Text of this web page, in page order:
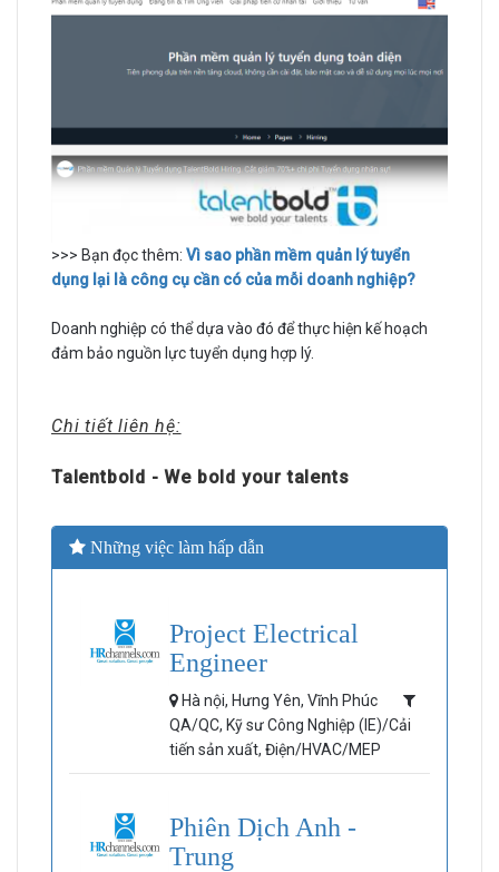
>>> Bạn đọc thêm: Vì sao phần mềm quản lý tuyển
dụng lại là công cụ cần có của mỗi doanh nghiệp?
Doanh nghiệp có thể dựa vào đó để thực hiện kế hoạch
đảm bảo nguồn lực tuyển dụng hợp lý.
Chi tiết liên hệ:
Talentbold - We bold your talents
Những việc làm hấp dẫn
Project Electrical
Engineer
Hà nội, Hưng Yên, Vĩnh Phúc
QA/QC, Kỹ sư Công Nghiệp (IE)/Cải
tiến sản xuất, Điện/HVAC/MEP
Phiên Dịch Anh -
Trung